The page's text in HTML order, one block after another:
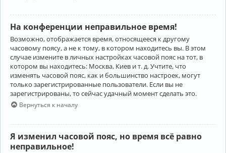
На конференции неправильное время!
Возможно, отображается время, относящееся к другому
часовому поясу, а не к тому, в котором находитесь вы. В этом
случае измените в личных настройках часовой пояс на тот, в
котором вы находитесь: Москва, Киев и т. д. Учтите, что
изменять часовой пояс, как и большинство настроек, могут
только зарегистрированные пользователи. Если вы не
зарегистрированы, то сейчас удачный момент сделать это.
Вернуться к началу
Я изменил часовой пояс, но время всё равно
неправильное!